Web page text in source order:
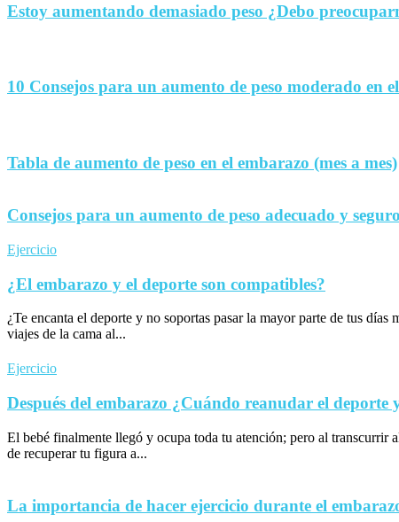
Estoy aumentando demasiado peso ¿Debo
10 Consejos para un aumento de peso moderado en
Tabla de aumento de peso en el embarazo (mes a mes)
Consejos para un aumento de peso adecuado y
Ejercicio
¿El embarazo y el deporte son compatibles?
¿Te encanta el deporte y no soportas pasar la mayor parte de tus
viajes de la cama al...
Ejercicio
Después del embarazo ¿Cuándo reanudar el deporte
El bebé finalmente llegó y ocupa toda tu atención; pero al transcurrir
de recuperar tu figura a...
La importancia de hacer ejercicio durante el